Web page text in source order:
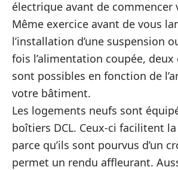
électrique avant de commencer
Même exercice avant de vous
l’installation d’une suspension
fois l’alimentation coupée, deux
sont possibles en fonction de
votre bâtiment.
Les logements neufs sont
boîtiers DCL. Ceux-ci facilitent
parce qu’ils sont pourvus d’un
permet un rendu affleurant.